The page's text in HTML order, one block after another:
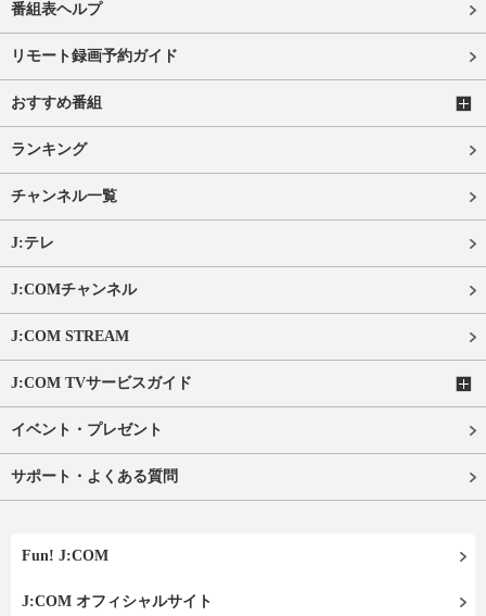
番組表ヘルプ
リモート録画予約ガイド
おすすめ番組
ランキング
チャンネル一覧
J:テレ
J:COMチャンネル
J:COM STREAM
J:COM TVサービスガイド
イベント・プレゼント
サポート・よくある質問
Fun! J:COM
J:COM オフィシャルサイト